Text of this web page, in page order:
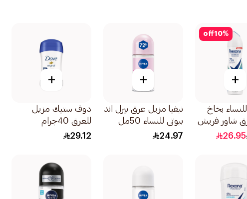
10%
off
+
بخاخ
شاور فريش
26.95
+
نيفيا مزيل عرق بيرل اند
بيوتي للنساء 50مل
24.97
+
دوف ستيك مزيل
للعرق 40جرام
29.12